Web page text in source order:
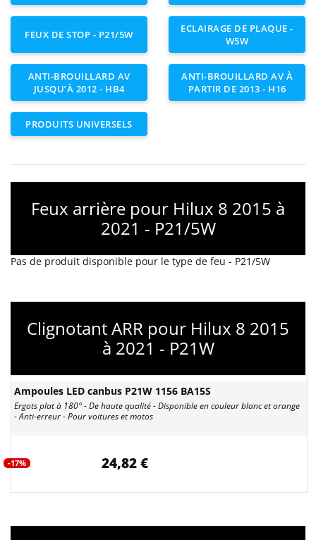
FEUX DE STOP - P21/5W
ECLAIRAGE DE PLAQUE -
W5W
ANTI-BROUILLARD AV
JUSQU’À 2012 - HB4
ANTI-BROUILLARD AV À
PARTIR DE 2013 - H16
PRODUITS UNIVERSELS
Feux arrière pour Hilux 8 2015 à
2021 - P21/5W
Pas de produit disponible pour le type de feu - P21/5W
Clignotant ARR pour Hilux 8 2015
à 2021 - P21W
Ampoules LED canbus P21W 1156 BA15S
Ergots plat à 180° - De haute qualité - Disponible en couleur blanc et orange
- Anti-erreur - Pour voitures et motos
-17% 24,82 €